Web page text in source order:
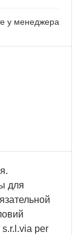
у менеджера
для
per